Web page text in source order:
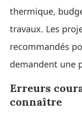
thermique,
travaux. Les
recommandés
demandent une
Erreurs
connaître